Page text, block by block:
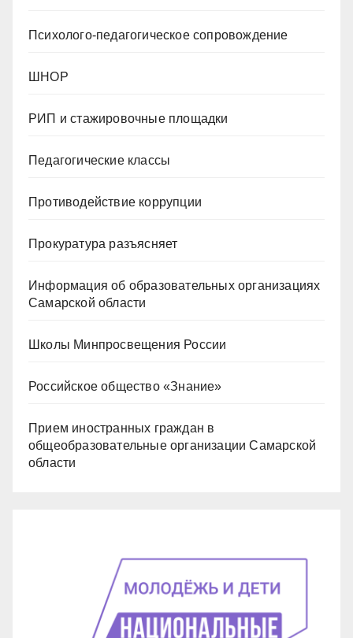
Психолого-педагогическое сопровождение
ШНОР
РИП и стажировочные площадки
Педагогические классы
Противодействие коррупции
Прокуратура разъясняет
Информация об образовательных организациях
Самарской области
Школы Минпросвещения России
Российское общество «Знание»
Прием иностранных граждан в
общеобразовательные организации Самарской
области